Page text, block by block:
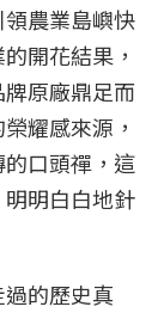
農業島嶼快
開花結果，
原廠鼎足而
耀感來源，
口頭禪，這
明白白地針
的歷史真